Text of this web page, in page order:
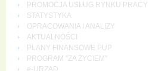
PROMOCJA USŁUG RYNKU PRACY
STATYSTYKA
OPRACOWANIA I ANALIZY
AKTUALNOŚCI
PLANY FINANSOWE PUP
PROGRAM "ZA ŻYCIEM"
e-URZĄD